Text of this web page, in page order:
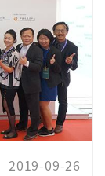
2019-09-26